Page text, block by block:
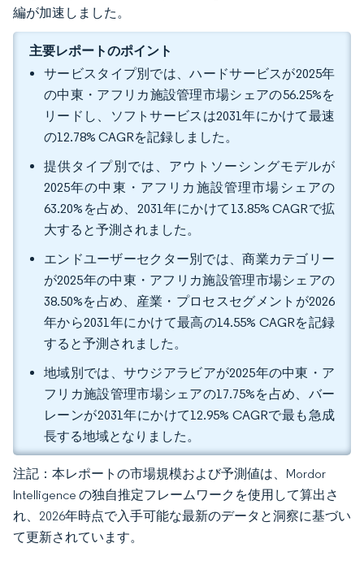
編が加速しました。
主要レポートのポイント
サービスタイプ別では、ハードサービスが2025年
の中東・アフリカ施設管理市場シェアの56.25%を
リードし、ソフトサービスは2031年にかけて最速
の12.78% CAGRを記録しました。
提供タイプ別では、アウトソーシングモデルが
2025年の中東・アフリカ施設管理市場シェアの
63.20%を占め、2031年にかけて13.85% CAGRで拡
大すると予測されました。
エンドユーザーセクター別では、商業カテゴリー
が2025年の中東・アフリカ施設管理市場シェアの
38.50%を占め、産業・プロセスセグメントが2026
年から2031年にかけて最高の14.55% CAGRを記録
すると予測されました。
地域別では、サウジアラビアが2025年の中東・ア
フリカ施設管理市場シェアの17.75%を占め、バー
レーンが2031年にかけて12.95% CAGRで最も急成
長する地域となりました。
注記：本レポートの市場規模および予測値は、Mordor
Intelligence の独自推定フレームワークを使用して算出さ
れ、2026年時点で入手可能な最新のデータと洞察に基づい
て更新されています。